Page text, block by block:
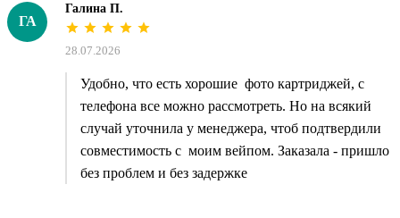
ГА
Галина П.
28.07.2026
Удобно, что есть хорошие фото картриджей, с
телефона все можно рассмотреть. Но на всякий
случай уточнила у менеджера, чтоб подтвердили
совместимость с моим вейпом. Заказала - пришло
без проблем и без задержке